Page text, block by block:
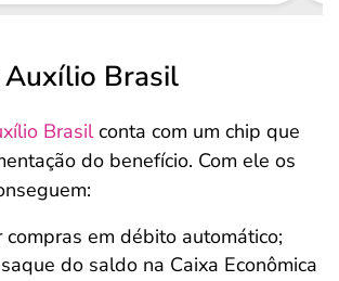
Brasil
Brasilconta com um chip que
do benefício. Com ele os
compras em débito automático;
do saldo na Caixa Econômica